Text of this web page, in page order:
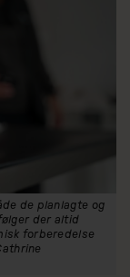
de planlagte og
der altid
forberedelse